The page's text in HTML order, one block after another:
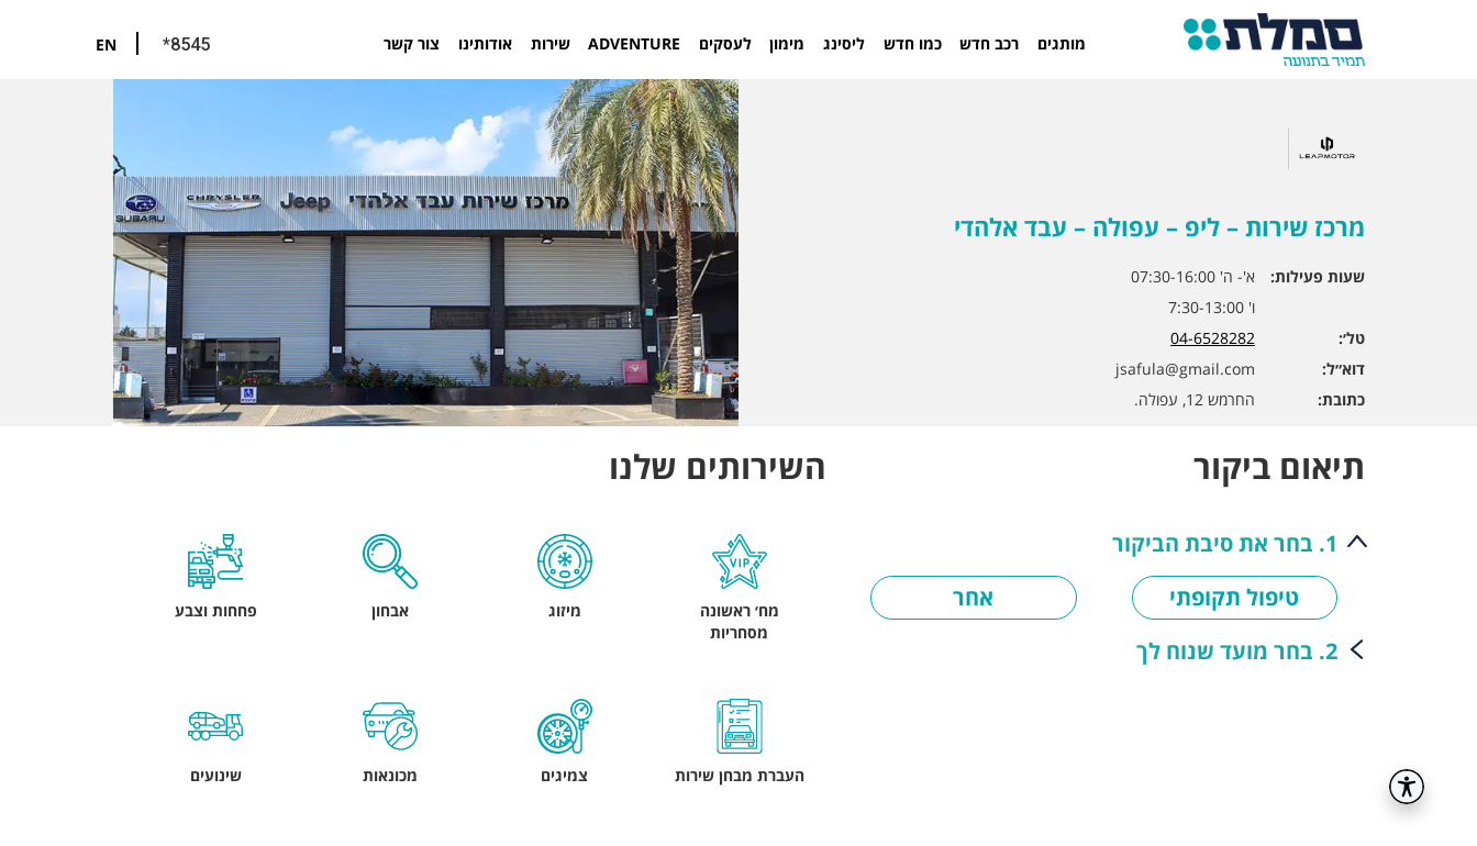
מותגים רכב חדש כמו חדש ליסינג מימון לעסקים ADVENTURE שירות אודותינו צור קשר *8545
EN
מרכז שירות – ליפ – עפולה – עבד אלהדי
שעות פעילות:
א'- ה' 07:30-16:00
ו' 7:30-13:00
טל׳:
04-6528282
דוא״ל:
jsafula@gmail.com
כתובת:
החרמש 12, עפולה.
תיאום ביקור
1. בחר את סיבת הביקור
טיפול תקופתי
אחר
2. בחר מועד שנוח לך
השירותים שלנו
מח׳ ראשונה
מסחריות
מיזוג אבחון פחחות וצבע
העברת מבחן שירות צמיגים מכונאות שינועים